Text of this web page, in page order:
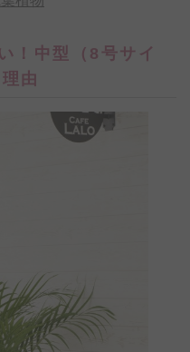
！中型（8号サイ
由